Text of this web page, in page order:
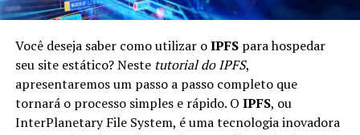
Você deseja saber como utilizar oIPFSpara hospedar
seu site estático? Neste tutorial do IPFS,
apresentaremos um passo a passo completo que
tornará o processo simples e rápido. O IPFS, ou
InterPlanetary File System, é uma tecnologia inovadora